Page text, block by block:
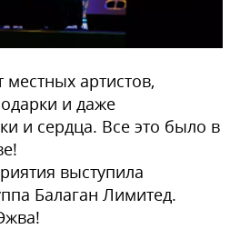
артистов,
и даже
и сердца. Все это было в
выступила
Балаган Лимитед.